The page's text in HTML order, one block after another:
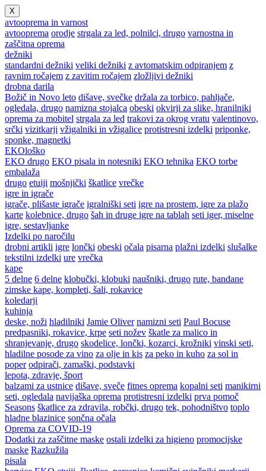
X
avtooprema in varnost
avtooprema orodje strgala za led, polnilci, drugo varnostna in
zaščitna oprema
dežniki
standardni dežniki veliki dežniki z avtomatskim odpiranjem z
ravnim ročajem z zavitim ročajem zložljivi dežniki
drobna darila
Božič in Novo leto dišave, svečke držala za torbico, pahljače,
ogledala, drugo namizna stojalca obeski okvirji za slike, hranilniki
oprema za mobitel strgala za led trakovi za okrog vratu valentinovo,
srčki vizitkarji vžigalniki in vžigalice protistresni izdelki priponke,
sponke, magnetki
EKOloško
EKO drugo EKO pisala in notesniki EKO tehnika EKO torbe
embalaža
drugo etuiji mošnjički škatlice vrečke
igre in igrače
igrače, plišaste igrače igralniški seti igre na prostem, igre za plažo
karte kolebnice, drugo šah in druge igre na tablah seti iger, miselne
igre, sestavljanke
Izdelki po naročilu
drobni artikli igre lončki obeski očala pisarna plažni izdelki slušalke
tekstilni izdelki ure vrečka
kape
5 delne 6 delne klobučki, klobuki naušniki, drugo rute, bandane
zimske kape, kompleti, šali, rokavice
koledarji
kuhinja
deske, noži hladilniki Jamie Oliver namizni seti Paul Bocuse
predpasniki, rokavice, krpe seti nožev škatle za malico in
shranjevanje, drugo skodelice, lončki, kozarci, krožniki vinski seti,
hladilne posode za vino za olje in kis za peko in kuho za sol in
poper odpirači, zamaški, podstavki
lepota, zdravje, šport
balzami za ustnice dišave, sveče fitnes oprema kopalni seti manikirni
seti, ogledala navijaška oprema protistresni izdelki prva pomoč
Seasons škatlice za zdravila, robčki, drugo tek, pohodništvo toplo
hladne blazinice sončna očala
Oprema za COVID-19
Dodatki za zaščitne maske ostali izdelki za higieno promocijske
maske Razkužila
pisala